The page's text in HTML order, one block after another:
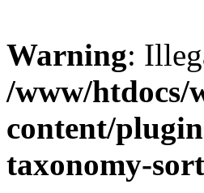
Warning:
/www/htdocs/
content/
taxonomy-